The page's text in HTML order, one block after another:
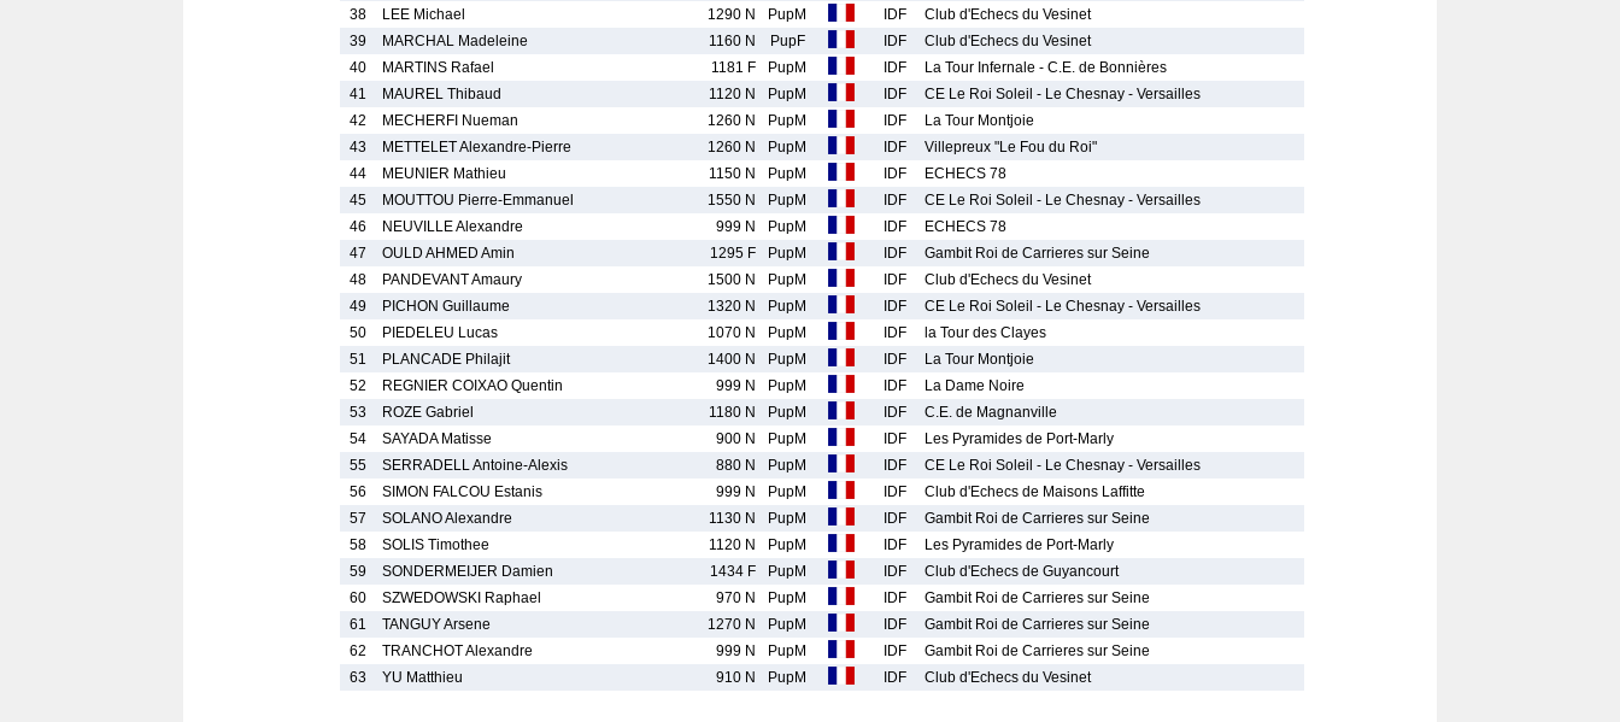
38
LEE Michael 1290 N PupM IDF
Club d'Echecs du Vesinet
39
MARCHAL Madeleine 1160 N PupF IDF
Club d'Echecs du Vesinet
40
MARTINS Rafael 1181 F PupM IDF
La Tour Infernale - C.E. de Bonnières
41
MAUREL Thibaud 1120 N PupM IDF
CE Le Roi Soleil - Le Chesnay - Versailles
42
MECHERFI Nueman 1260 N PupM IDF
La Tour Montjoie
43
METTELET Alexandre-Pierre 1260 N PupM IDF
Villepreux "Le Fou du Roi"
44
MEUNIER Mathieu 1150 N PupM IDF
ECHECS 78
45
MOUTTOU Pierre-Emmanuel 1550 N PupM IDF
CE Le Roi Soleil - Le Chesnay - Versailles
46
NEUVILLE Alexandre 999 N PupM IDF
ECHECS 78
47
OULD AHMED Amin 1295 F PupM IDF
Gambit Roi de Carrieres sur Seine
48
PANDEVANT Amaury 1500 N PupM IDF
Club d'Echecs du Vesinet
49
PICHON Guillaume 1320 N PupM IDF
CE Le Roi Soleil - Le Chesnay - Versailles
50
PIEDELEU Lucas 1070 N PupM IDF
la Tour des Clayes
51
PLANCADE Philajit 1400 N PupM IDF
La Tour Montjoie
52
REGNIER COIXAO Quentin 999 N PupM IDF
La Dame Noire
53
ROZE Gabriel 1180 N PupM IDF
C.E. de Magnanville
54
SAYADA Matisse 900 N PupM IDF
Les Pyramides de Port-Marly
55
SERRADELL Antoine-Alexis 880 N PupM IDF
CE Le Roi Soleil - Le Chesnay - Versailles
56
SIMON FALCOU Estanis 999 N PupM IDF
Club d'Echecs de Maisons Laffitte
57
SOLANO Alexandre 1130 N PupM IDF
Gambit Roi de Carrieres sur Seine
58
SOLIS Timothee 1120 N PupM IDF
Les Pyramides de Port-Marly
59
SONDERMEIJER Damien 1434 F PupM IDF
Club d'Echecs de Guyancourt
60
SZWEDOWSKI Raphael 970 N PupM IDF
Gambit Roi de Carrieres sur Seine
61
TANGUY Arsene 1270 N PupM IDF
Gambit Roi de Carrieres sur Seine
62
TRANCHOT Alexandre 999 N PupM IDF
Gambit Roi de Carrieres sur Seine
63
YU Matthieu 910 N PupM IDF Club d'Echecs du Vesinet